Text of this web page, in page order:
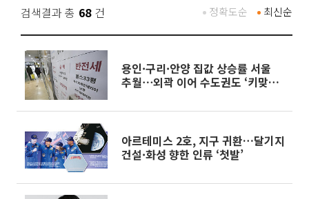
검색결과 총 68 건 최신순
정확도순
용인·구리·안양 집값 상승률 서울
추월⋯외곽 이어 수도권도 ‘키맞추
아르테미스 2호, 지구 귀환…달기지
건설·화성 향한 인류 ‘첫발’